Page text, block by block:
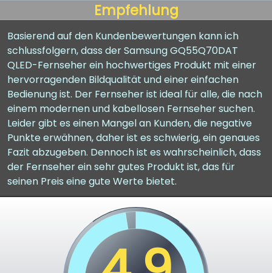
Empfehlung
Basierend auf den Kundenbewertungen kann ich
schlussfolgern, dass der Samsung GQ55Q70DAT
QLED-Fernseher ein hochwertiges Produkt mit einer
hervorragenden Bildqualität und einer einfachen
Bedienung ist. Der Fernseher ist ideal für alle, die nach
einem modernen und kabellosen Fernseher suchen.
Leider gibt es einen Mangel an Kunden, die negative
Punkte erwähnen, daher ist es schwierig, ein genaues
Fazit abzugeben. Dennoch ist es wahrscheinlich, dass
der Fernseher ein sehr gutes Produkt ist, das für
seinen Preis eine gute Werte bietet.